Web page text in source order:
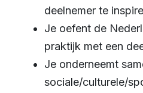
deelnemer te
Je oefent de
praktijk met een
Je onderneemt
sociale/culturele/